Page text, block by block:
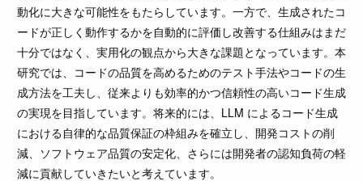
動化に大きな可能性をもたらしています。一方で、生成されたコ
ードが正しく動作するかを自動的に評価し改善する仕組みはまだ
十分ではなく、実用化の観点から大きな課題となっています。本
研究では、コードの品質を高めるためのテスト手法やコードの生
成方法を工夫し、従来よりも効率的かつ信頼性の高いコード生成
の実現を目指しています。将来的には、LLM によるコード生成
における自律的な品質保証の枠組みを確立し、開発コストの削
減、ソフトウェア品質の安定化、さらには開発者の認知負荷の軽
減に貢献していきたいと考えています。